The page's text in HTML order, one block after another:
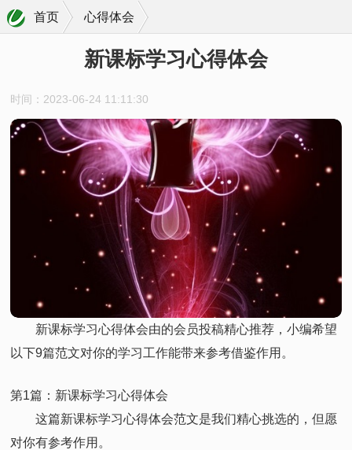
首页 心得体会
新课标学习心得体会
时间：2023-06-24 11:11:30
新课标学习心得体会由的会员投稿精心推荐，小编希望
以下9篇范文对你的学习工作能带来参考借鉴作用。
第1篇：新课标学习心得体会
这篇新课标学习心得体会范文是我们精心挑选的，但愿
对你有参考作用。